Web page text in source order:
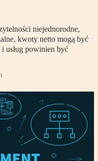
niejednorodne,
kwoty netto mogą być
usług powinien być